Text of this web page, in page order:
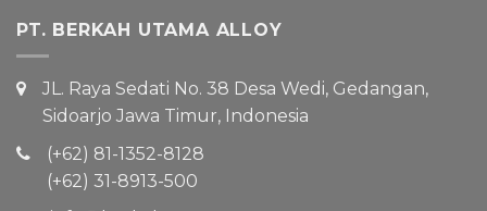
PT. BERKAH UTAMA ALLOY
JL. Raya Sedati No. 38 Desa Wedi, Gedangan,
Sidoarjo Jawa Timur, Indonesia
(+62) 81-1352-8128
(+62) 31-8913-500